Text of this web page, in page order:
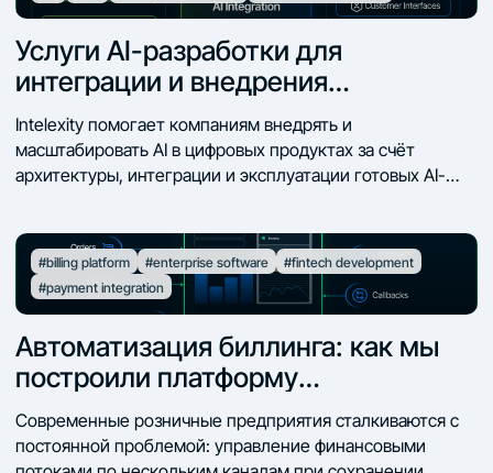
Услуги AI-разработки для
интеграции и внедрения
возможностей искусственного
интеллекта
Intelexity помогает компаниям внедрять и
масштабировать AI в цифровых продуктах за счёт
архитектуры, интеграции и эксплуатации готовых AI-
#billing platform #enterprise software
#fintech development
#payment integration
Автоматизация биллинга: как мы
построили платформу
корпоративного уровня
Современные розничные предприятия сталкиваются с
постоянной проблемой: управление финансовыми